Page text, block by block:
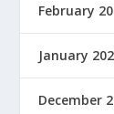
February
January
December